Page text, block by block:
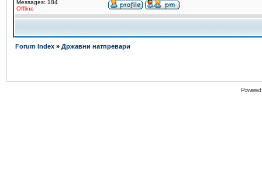
Messages: 184
Offline
Forum Index » Државни натпревари